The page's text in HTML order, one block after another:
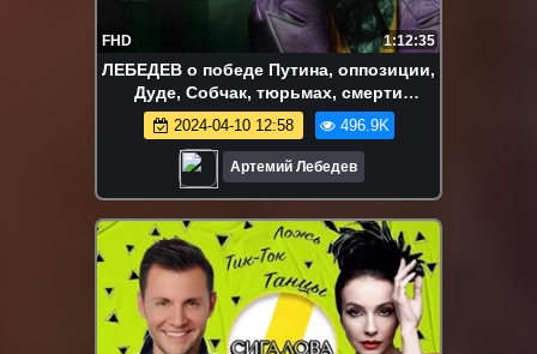
FHD 1:12:35
ЛЕБЕДЕВ о победе Путина, оппозиции,
Дуде, Собчак, тюрьмах, смерти
Навального и б
2024-04-10 12:58 496.9K
Артемий Лебедев